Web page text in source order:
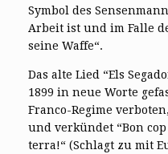
Symbol des
Arbeit ist und im Falle
seine Waffe“.
Das alte Lied “Els
1899 in neue Worte
Franco-Regime
und verkündet “Bon
terra!“ (Schlagt zu mit